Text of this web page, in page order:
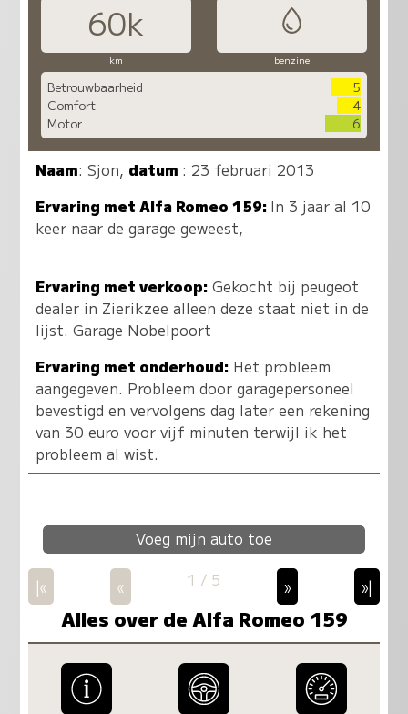
60k
km benzine
Betrouwbaarheid
5
Comfort
4
Motor
6
Naam:Sjon, datum : 23 februari 2013
Ervaring met Alfa Romeo 159: In 3 jaar al 10
keer naar de garage geweest,
Ervaring met verkoop: Gekocht bij peugeot
dealer in Zierikzee alleen deze staat niet in de
lijst. Garage Nobelpoort
Ervaring met onderhoud: Het probleem
aangegeven. Probleem door garagepersoneel
bevestigd en vervolgens dag later een rekening
van 30 euro voor vijf minuten terwijl ik het
probleem al wist.
Voeg mijn auto toe
|« « 1 / 5 » »|
Alles over de Alfa Romeo 159